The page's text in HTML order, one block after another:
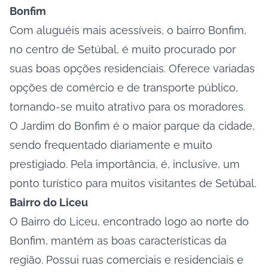
Bonfim
Com aluguéis mais acessíveis, o bairro Bonfim,
no centro de Setúbal, é muito procurado por
suas boas opções residenciais. Oferece variadas
opções de comércio e de transporte público,
tornando-se muito atrativo para os moradores.
O Jardim do Bonfim é o maior parque da cidade,
sendo frequentado diariamente e muito
prestigiado. Pela importância, é, inclusive, um
ponto turístico para muitos visitantes de Setúbal.
Bairro do Liceu
O Bairro do Liceu, encontrado logo ao norte do
Bonfim, mantém as boas características da
região. Possui ruas comerciais e residenciais e